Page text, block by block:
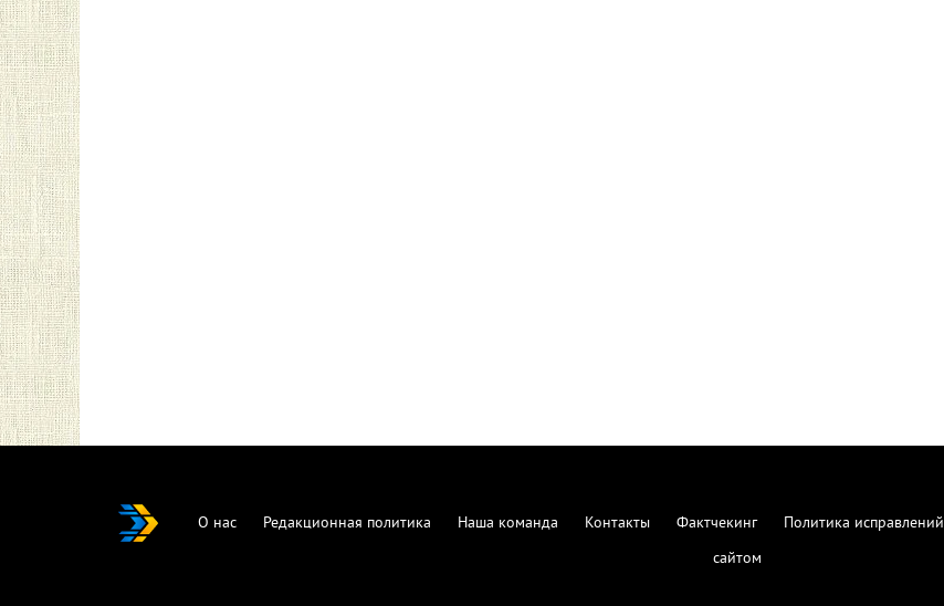
О нас Редакционная политика Наша команда Контакты Фактчекинг Политика исправлений
сайтом